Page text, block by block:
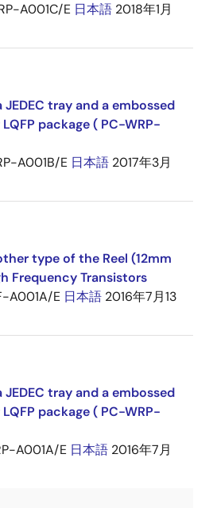
A001C/E 日本語 2018年1月
tray and a embossed
package ( PC-WRP-
A001B/E 日本語 2017年3月
type of the Reel (12mm
Frequency Transistors
A001A/E 日本語 2016年7月13
tray and a embossed
package ( PC-WRP-
A001A/E 日本語 2016年7月